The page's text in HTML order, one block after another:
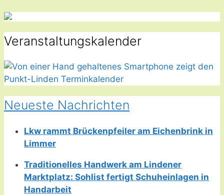
Veranstaltungskalender
Neueste Nachrichten
Lkw rammt Brückenpfeiler am Eichenbrink in
Limmer
Traditionelles Handwerk am Lindener
Marktplatz: Sohlist fertigt Schuheinlagen in
Handarbeit